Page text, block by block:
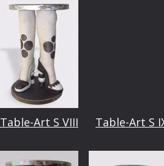
Table-Art S VIII Table-Art S